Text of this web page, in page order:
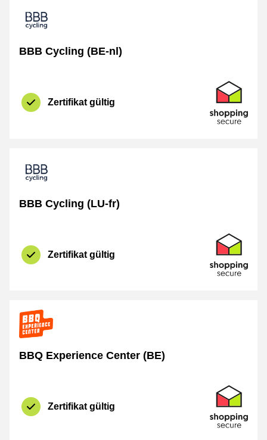
BBB Cycling (BE-nl)
Zertifikat gültig
Zertifikat
Shopping
BBB Cycling (LU-fr)
Zertifikat gültig
Zertifikat
Shopping
BBQ Experience Center (BE)
Zertifikat gültig
Zertifikat
Shopping